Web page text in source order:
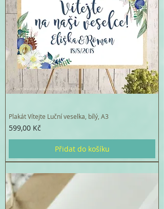
Plakát Vítejte Luční veselka, bílý, A3
Cena
599,00 Kč
Přidat do košíku